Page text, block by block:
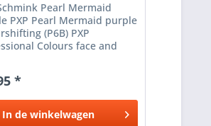
Pearl Mermaid
PXP Pearl Mermaid purple
(P6B) PXP
Colours face and
goede dekking en is
direct overschilderbaar,
*
In de winkelwagen